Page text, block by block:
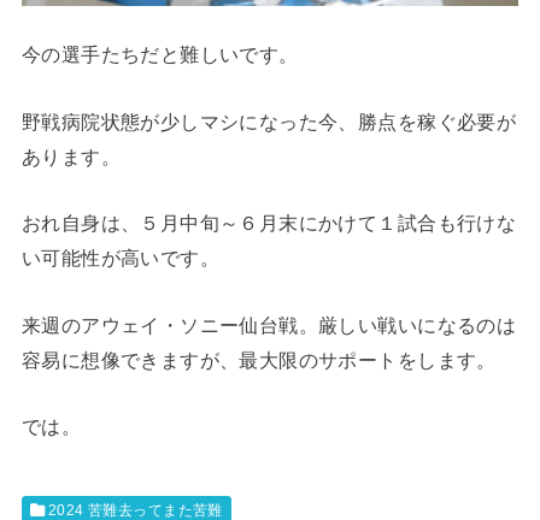
今の選手たちだと難しいです。
野戦病院状態が少しマシになった今、勝点を稼ぐ必要が
あります。
おれ自身は、５月中旬～６月末にかけて１試合も行けな
い可能性が高いです。
来週のアウェイ・ソニー仙台戦。厳しい戦いになるのは
容易に想像できますが、最大限のサポートをします。
では。
2024 苦難去ってまた苦難